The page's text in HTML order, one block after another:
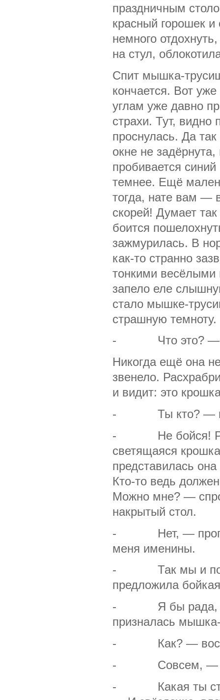
праздничным
красный горошек и
немного
на стул,
Спит мышка-
кончается. Вот
углам уже давно
страхи. Тут,
проснулась. Да
окне не
пробивается
темнее. Ещё
тогда, нате вам —
скорей! Думает
боится
зажмурилась. В
как-то странно
тонкими весёлыми
запело еле
стало мышке-
страшную темноту.
- Что это? —
Никогда ещё она
звенело.
и видит: это
- Ты кто? —
- Не бойся!
светящаяся
представилась
Кто-то ведь
Можно мне? —
накрытый стол.
- Нет, —
меня именины.
- Так мы и
предложила
- Я бы рада,
призналась
- Как? —
- Совсем, —
- Какая ты